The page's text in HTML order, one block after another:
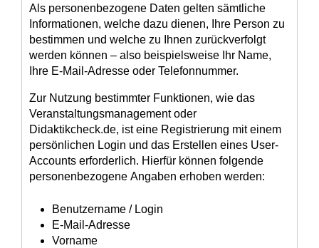
Als personenbezogene Daten gelten sämtliche
Informationen, welche dazu dienen, Ihre Person zu
bestimmen und welche zu Ihnen zurückverfolgt
werden können – also beispielsweise Ihr Name,
Ihre E-Mail-Adresse oder Telefonnummer.
Zur Nutzung bestimmter Funktionen, wie das
Veranstaltungsmanagement oder
Didaktikcheck.de, ist eine Registrierung mit einem
persönlichen Login und das Erstellen eines User-
Accounts erforderlich. Hierfür können folgende
personenbezogene Angaben erhoben werden:
Benutzername / Login
E-Mail-Adresse
Vorname